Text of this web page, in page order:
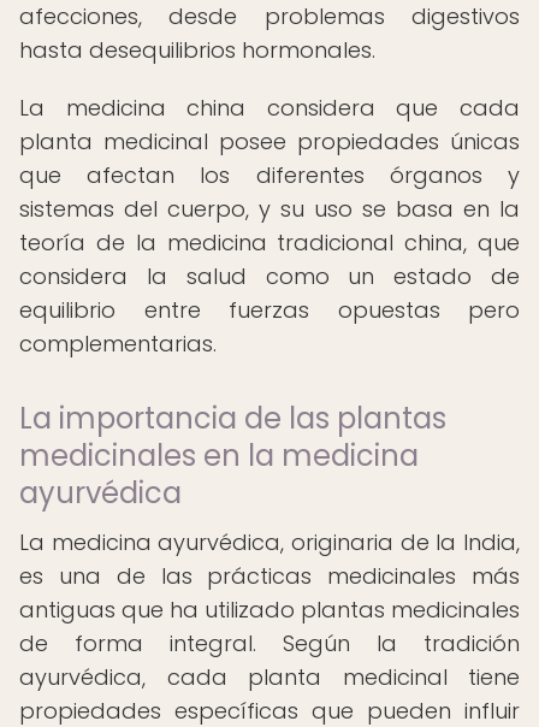
afecciones, desde problemas digestivos
hasta desequilibrios hormonales.
La medicina china considera que cada
planta medicinal posee propiedades únicas
que afectan los diferentes órganos y
sistemas del cuerpo, y su uso se basa en la
teoría de la medicina tradicional china, que
considera la salud como un estado de
equilibrio entre fuerzas opuestas pero
complementarias.
La importancia de las plantas
medicinales en la medicina
ayurvédica
La medicina ayurvédica, originaria de la India,
es una de las prácticas medicinales más
antiguas que ha utilizado plantas medicinales
de forma integral. Según la tradición
ayurvédica, cada planta medicinal tiene
propiedades específicas que pueden influir